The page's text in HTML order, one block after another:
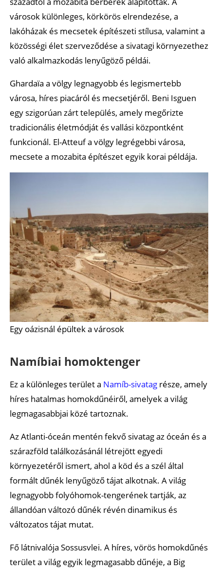
városok különleges, körkörös elrendezése, a
lakóházak és mecsetek építészeti stílusa, valamint a
közösségi élet szerveződése a sivatagi környezethez
való alkalmazkodás lenyűgöző példái.
Ghardaïa a völgy legnagyobb és legismertebb
városa, híres piacáról és mecsetjéről. Beni Isguen
egy szigorúan zárt település, amely megőrizte
tradicionális életmódját és vallási központként
funkcionál. El-Atteuf a völgy legrégebbi városa,
mecsete a mozabita építészet egyik korai példája.
Egy oázisnál épültek a városok
Namíbiai homoktenger
Ez a különleges terület a Namíb-sivatag része, amely
híres hatalmas homokdűnéiről, amelyek a világ
legmagasabbjai közé tartoznak.
Az Atlanti-óceán mentén fekvő sivatag az óceán és a
szárazföld találkozásánál létrejött egyedi
környezetéről ismert, ahol a köd és a szél által
formált dűnék lenyűgöző tájat alkotnak. A világ
legnagyobb folyóhomok-tengerének tartják, az
állandóan változó dűnék révén dinamikus és
változatos tájat mutat.
Fő látnivalója Sossusvlei. A híres, vörös homokdűnés
terület a világ egyik legmagasabb dűnéje, a Big